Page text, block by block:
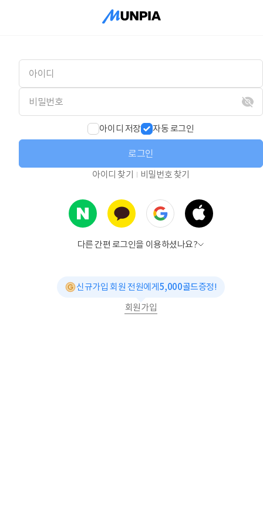
아이디 저장 자동 로그인
로그인
아이디 찾기 비밀번호 찾기
다른 간편 로그인을 이용하셨나요?
신규가입 회원 전원에게5,000골드증정!
회원가입